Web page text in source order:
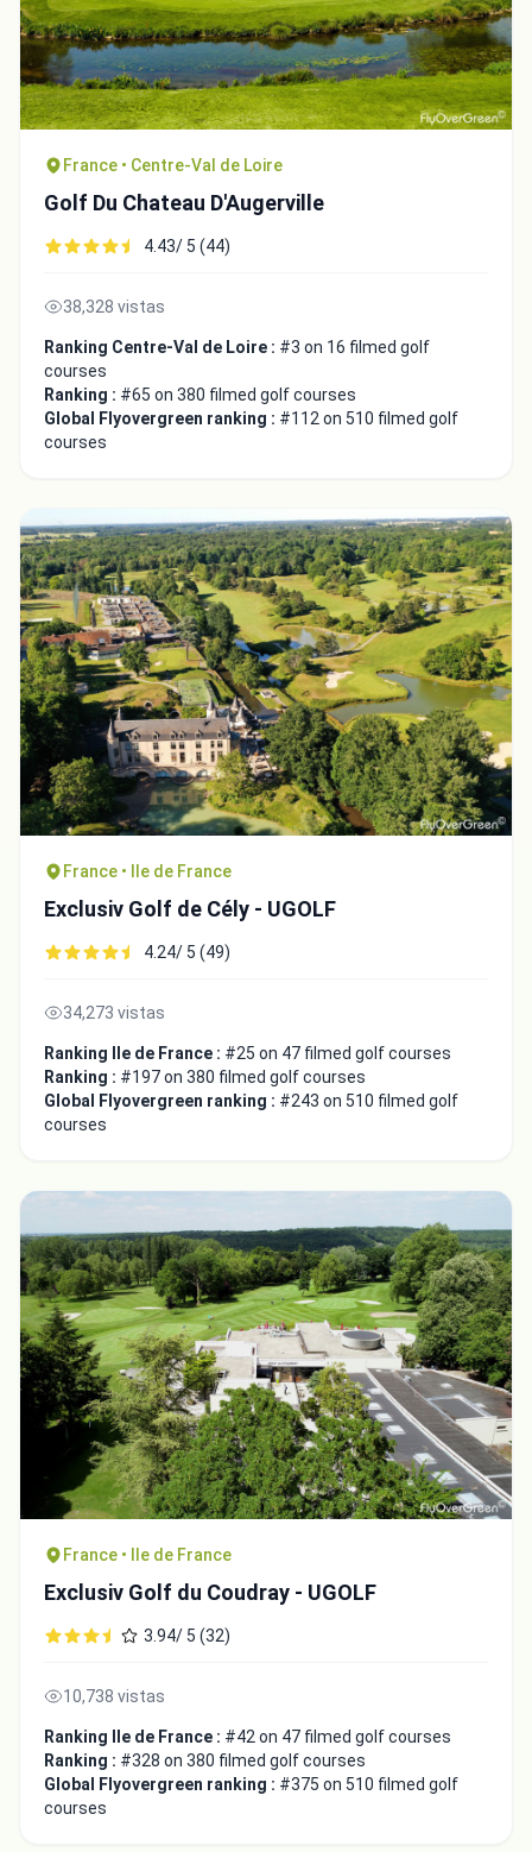
France • Centre-Val de Loire
Golf Du Chateau D'Augerville
4.43/ 5 (44)
38,328 vistas
Ranking Centre-Val de Loire : #3 on 16 filmed golf
courses
Ranking : #65 on 380 filmed golf courses
Global Flyovergreen ranking : #112 on 510 filmed golf
courses
France • Ile de France
Exclusiv Golf de Cély - UGOLF
4.24/ 5 (49)
34,273 vistas
Ranking Ile de France : #25 on 47 filmed golf courses
Ranking : #197 on 380 filmed golf courses
Global Flyovergreen ranking : #243 on 510 filmed golf
courses
France • Ile de France
Exclusiv Golf du Coudray - UGOLF
3.94/ 5 (32)
10,738 vistas
Ranking Ile de France : #42 on 47 filmed golf courses
Ranking : #328 on 380 filmed golf courses
Global Flyovergreen ranking : #375 on 510 filmed golf
courses